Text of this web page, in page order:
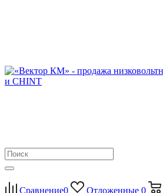
Сравнение0 Отложенные 0